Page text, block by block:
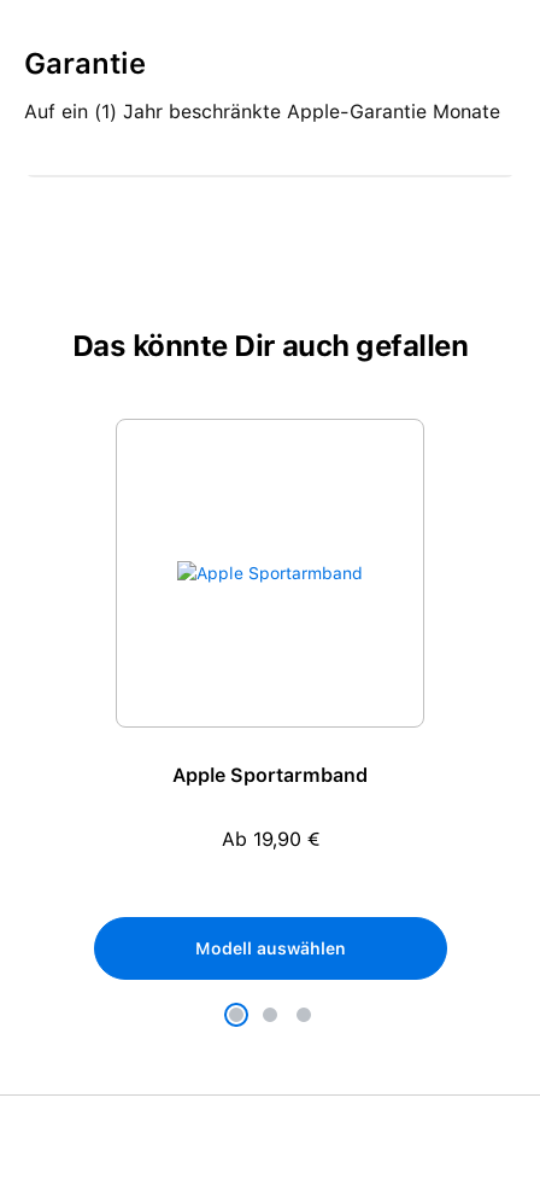
Garantie
Auf ein (1) Jahr beschränkte Apple-Garantie Monate
Das könnte Dir auch gefallen
Produktgalerie überspringen
Apple Sportarmband
Regulärer Preis:
Ab 19,90 €
Modell auswählen